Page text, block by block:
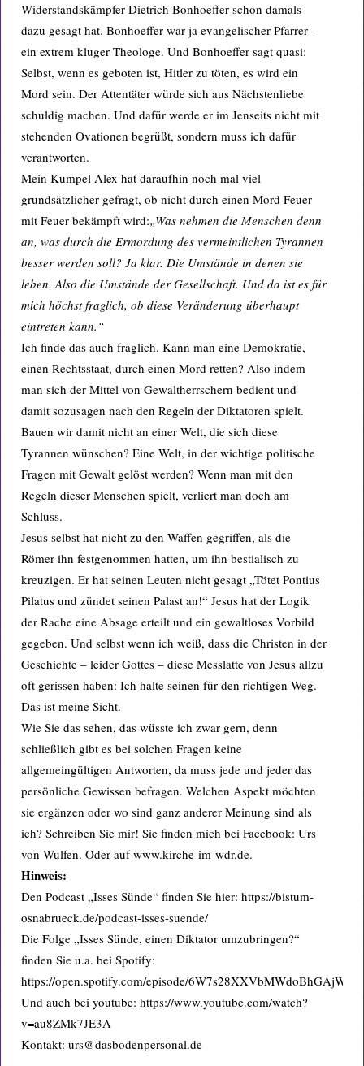
Widerstandskämpfer Dietrich Bonhoeffer schon damals
dazu gesagt hat. Bonhoeffer war ja evangelischer Pfarrer –
ein extrem kluger Theologe. Und Bonhoeffer sagt quasi:
Selbst, wenn es geboten ist, Hitler zu töten, es wird ein
Mord sein. Der Attentäter würde sich aus Nächstenliebe
schuldig machen. Und dafür werde er im Jenseits nicht mit
stehenden Ovationen begrüßt, sondern muss ich dafür
verantworten.
Mein Kumpel Alex hat daraufhin noch mal viel
grundsätzlicher gefragt, ob nicht durch einen Mord Feuer
mit Feuer bekämpft wird:„Was nehmen die Menschen denn
an, was durch die Ermordung des vermeintlichen Tyrannen
besser werden soll? Ja klar. Die Umstände in denen sie
leben. Also die Umstände der Gesellschaft. Und da ist es für
mich höchst fraglich, ob diese Veränderung überhaupt
eintreten kann.“
Ich finde das auch fraglich. Kann man eine Demokratie,
einen Rechtsstaat, durch einen Mord retten? Also indem
man sich der Mittel von Gewaltherrschern bedient und
damit sozusagen nach den Regeln der Diktatoren spielt.
Bauen wir damit nicht an einer Welt, die sich diese
Tyrannen wünschen? Eine Welt, in der wichtige politische
Fragen mit Gewalt gelöst werden? Wenn man mit den
Regeln dieser Menschen spielt, verliert man doch am
Schluss.
Jesus selbst hat nicht zu den Waffen gegriffen, als die
Römer ihn festgenommen hatten, um ihn bestialisch zu
kreuzigen. Er hat seinen Leuten nicht gesagt „Tötet Pontius
Pilatus und zündet seinen Palast an!“ Jesus hat der Logik
der Rache eine Absage erteilt und ein gewaltloses Vorbild
gegeben. Und selbst wenn ich weiß, dass die Christen in der
Geschichte – leider Gottes – diese Messlatte von Jesus allzu
oft gerissen haben: Ich halte seinen für den richtigen Weg.
Das ist meine Sicht.
Wie Sie das sehen, das wüsste ich zwar gern, denn
schließlich gibt es bei solchen Fragen keine
allgemeingültigen Antworten, da muss jede und jeder das
persönliche Gewissen befragen. Welchen Aspekt möchten
sie ergänzen oder wo sind ganz anderer Meinung sind als
ich? Schreiben Sie mir! Sie finden mich bei Facebook: Urs
von Wulfen. Oder auf www.kirche-im-wdr.de.
Hinweis:
Den Podcast „Isses Sünde“ finden Sie hier: https://bistum-
osnabrueck.de/podcast-isses-suende/
Die Folge „Isses Sünde, einen Diktator umzubringen?“
finden Sie u.a. bei Spotify:
https://open.spotify.com/episode/6W7s28XXVbMWdoBhGAjW5r
Und auch bei youtube: https://www.youtube.com/watch?
v=au8ZMk7JE3A
Kontakt: urs@dasbodenpersonal.de